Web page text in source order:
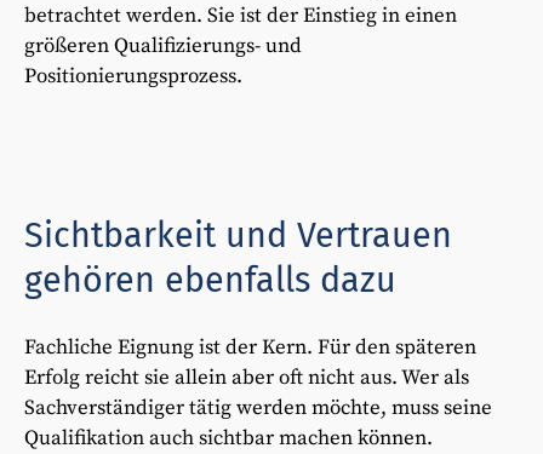
betrachtet werden. Sie ist der Einstieg in einen
größeren Qualifizierungs- und
Positionierungsprozess.
Sichtbarkeit und Vertrauen
gehören ebenfalls dazu
Fachliche Eignung ist der Kern. Für den späteren
Erfolg reicht sie allein aber oft nicht aus. Wer als
Sachverständiger tätig werden möchte, muss seine
Qualifikation auch sichtbar machen können.